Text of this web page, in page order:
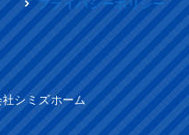
シミズホーム